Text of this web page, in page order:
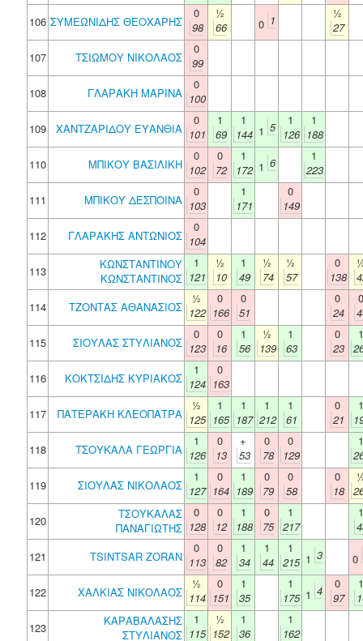
106 ΣΥΜΕΩΝΙΔΗΣ ΘΕΟΧΑΡΗΣ
0
98
½
66
0 1
½
27
107
ΤΣΙΩΜΟΥ ΝΙΚΟΛΑΟΣ
0
99
108
ΓΛΑΡΑΚΗ ΜΑΡΙΝΑ
0
100
109
ΧΑΝΤΖΑΡΙΔΟΥ ΕΥΑΝΘΙΑ
0
101
1
69
1
144 1 5
1
126
1
188
110
ΜΠΙΚΟΥ ΒΑΣΙΛΙΚΗ
0
102
0
72
1
172 1 6
1
223
111
ΜΠΙΚΟΥ ΔΕΣΠΟΙΝΑ
0
103
1
171
0
149
112
ΓΛΑΡΑΚΗΣ ΑΝΤΩΝΙΟΣ
0
104
113
ΚΩΝΣΤΑΝΤΙΝΟΥ
ΚΩΝΣΤΑΝΤΙΝΟΣ
1
121
½
10
1
49
½
74
½
57
0
138
114
ΤΖΟΝΤΑΣ ΑΘΑΝΑΣΙΟΣ
½
122
0
166
0
51
0
24
0
115
ΣΙΟΥΛΑΣ ΣΤΥΛΙΑΝΟΣ
0
123
0
16
1
56
½
139
1
63
0
23
1
116
ΚΟΚΤΣΙΔΗΣ ΚΥΡΙΑΚΟΣ
1
124
0
163
117
ΠΑΤΕΡΑΚΗ ΚΛΕΟΠΑΤΡΑ
½
125
1
165
1
187
1
212
1
61
0
21
1
118
ΤΣΟΥΚΑΛΑ ΓΕΩΡΓΙΑ
1
126
0
13
+
53
0
78
0
129
1
119
ΣΙΟΥΛΑΣ ΝΙΚΟΛΑΟΣ
1
127
0
164
1
189
0
79
0
58
0
18
120
ΤΣΟΥΚΑΛΑΣ
ΠΑΝΑΓΙΩΤΗΣ
0
128
0
12
1
188
0
75
1
217
1
121
TSINTSAR ZORAN
0
113
0
82
1
34
1
44
1
215 1 3 0
122 ΧΑΛΚΙΑΣ ΝΙΚΟΛΑΟΣ
½
114
0
151
1
35
1
175 1 4
0
97
1
123
ΚΑΡΑΒΑΛΑΣΗΣ
ΣΤΥΛΙΑΝΟΣ
1
115
½
152
1
36
1
162